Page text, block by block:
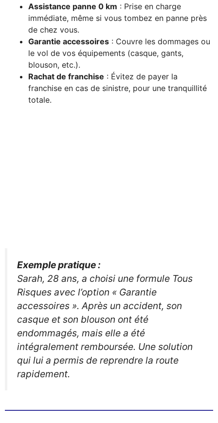
Assistance panne 0 km : Prise en charge
immédiate, même si vous tombez en panne près
de chez vous.
Garantie accessoires : Couvre les dommages ou
le vol de vos équipements (casque, gants,
blouson, etc.).
Rachat de franchise : Évitez de payer la
franchise en cas de sinistre, pour une tranquillité
totale.
Exemple pratique :
Sarah, 28 ans, a choisi une formule Tous
Risques avec l’option « Garantie
accessoires ». Après un accident, son
casque et son blouson ont été
endommagés, mais elle a été
intégralement remboursée. Une solution
qui lui a permis de reprendre la route
rapidement.